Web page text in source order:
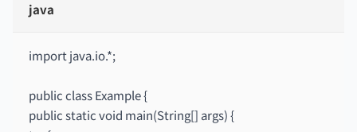
java
import java.io.*;
public class Example {
public static void main(String[] args) {